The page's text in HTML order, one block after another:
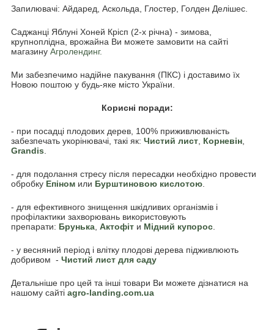
Запилювачі: Айдаред, Аскольда, Глостер, Голден Делішес.
Саджанці Яблуні Хоней Крісп (2-х річна) - зимова,
крупноплідна, врожайна Ви можете замовити на сайті
магазину Агролендинг.
Ми забезпечимо надійне пакування (ПКС) і доставимо їх
Новою поштою у будь-яке місто України.
Корисні поради:
- при посадці плодових дерев, 100% приживлюваність
забезпечать укорінювачі, такі як: Чистий лист Корневін
Grandis
- для подолання стресу після пересадки необхідно провести
обробку Епіном или Бурштиновою кислотою
- для ефективного знищення шкідливих організмів і
профілактики захворювань використовують
препарати: Брунька Актофіт и Мідний купорос
- у весняний період і влітку плодові дерева підживлюють
добривом - Чистий лист для саду
Детальніше про цей та інші товари Ви можете дізнатися на
нашому сайті agro-landing.com.ua